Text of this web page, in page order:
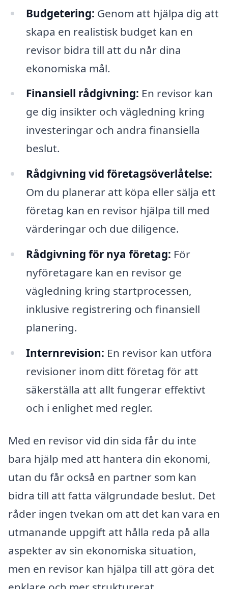
Budgetering: Genom att hjälpa dig att
skapa en realistisk budget kan en
revisor bidra till att du når dina
ekonomiska mål.
Finansiell rådgivning: En revisor kan
ge dig insikter och vägledning kring
investeringar och andra finansiella
beslut.
Rådgivning vid företagsöverlåtelse:
Om du planerar att köpa eller sälja ett
företag kan en revisor hjälpa till med
värderingar och due diligence.
Rådgivning för nya företag: För
nyföretagare kan en revisor ge
vägledning kring startprocessen,
inklusive registrering och finansiell
planering.
Internrevision: En revisor kan utföra
revisioner inom ditt företag för att
säkerställa att allt fungerar effektivt
och i enlighet med regler.
Med en revisor vid din sida får du inte
bara hjälp med att hantera din ekonomi,
utan du får också en partner som kan
bidra till att fatta välgrundade beslut. Det
råder ingen tvekan om att det kan vara en
utmanande uppgift att hålla reda på alla
aspekter av sin ekonomiska situation,
men en revisor kan hjälpa till att göra det